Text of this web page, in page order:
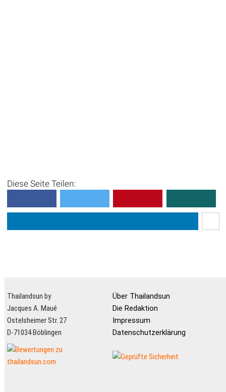
Diese Seite Teilen:
Thailandsun by
Jacques A. Maué
Ostelsheimer Str. 27
D-71034 Böblingen
Über Thailandsun
Die Redaktion
Impressum
Datenschutzerklärung